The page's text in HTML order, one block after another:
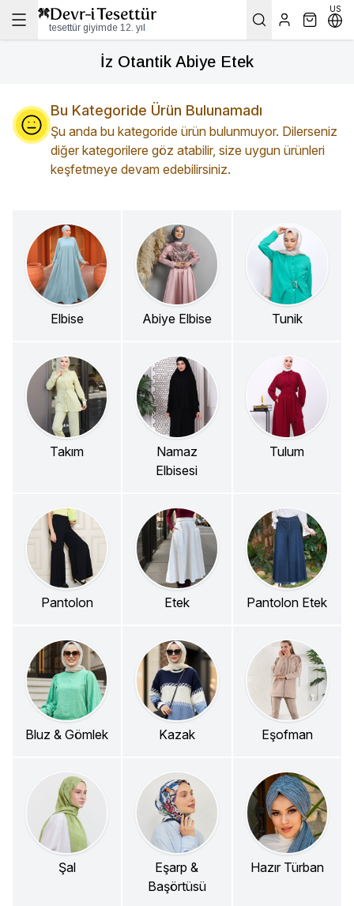
tesettür giyimde 12. yıl
US
İz Otantik Abiye Etek
Bu Kategoride Ürün Bulunamadı
Şu anda bu kategoride ürün bulunmuyor. Dilerseniz
diğer kategorilere göz atabilir, size uygun ürünleri
keşfetmeye devam edebilirsiniz.
Elbise Abiye Elbise Tunik
Takım
Namaz
Elbisesi
Tulum
Pantolon Etek Pantolon Etek
Bluz & Gömlek Kazak Eşofman
Şal
Eşarp &
Başörtüsü
Hazır Türban